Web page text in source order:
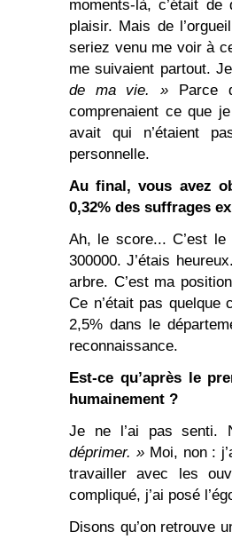
moments-là, c’était
plaisir. Mais de
seriez venu me voir à
me suivaient partout.
de ma vie. » Parce
comprenaient ce que
avait qui n’étaient
personnelle.
Au final, vous avez
0,32% des suffrages
Ah, le score... C’est
300000. J’étais
arbre. C’est ma
Ce n’était pas
2,5% dans le
reconnaissance.
Est-ce qu’après le
humainement ?
Je ne l’ai pas senti.
déprimer. » Moi, non :
travailler avec les
compliqué, j’ai posé
Disons qu’on retrouve